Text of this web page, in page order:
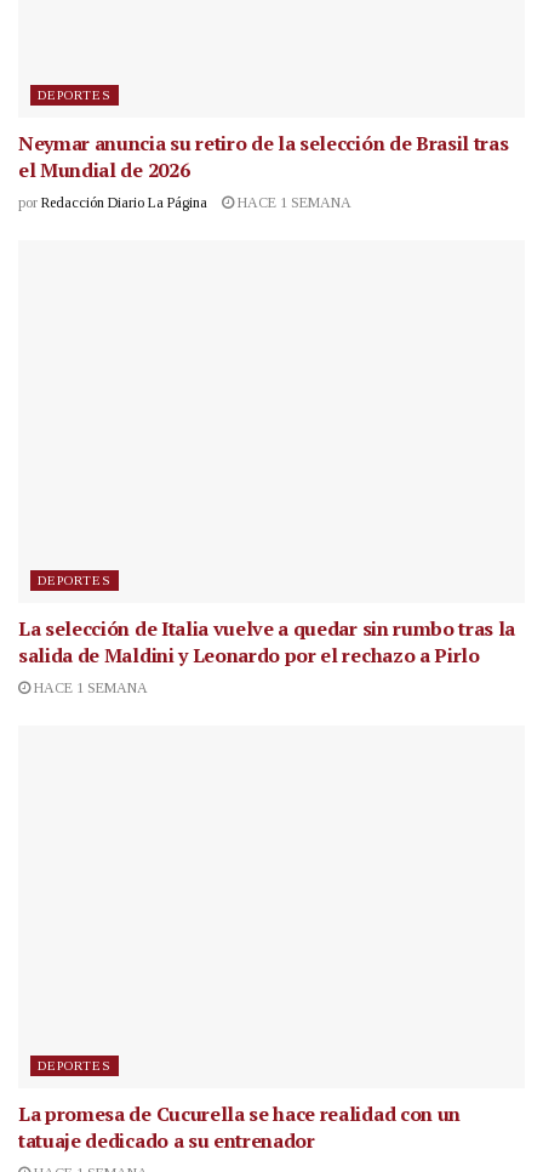
DEPORTES
Neymar anuncia su retiro de la selección de Brasil tras
el Mundial de 2026
por Redacción Diario La Página HACE 1 SEMANA
DEPORTES
La selección de Italia vuelve a quedar sin rumbo tras la
salida de Maldini y Leonardo por el rechazo a Pirlo
HACE 1 SEMANA
DEPORTES
La promesa de Cucurella se hace realidad con un
tatuaje dedicado a su entrenador